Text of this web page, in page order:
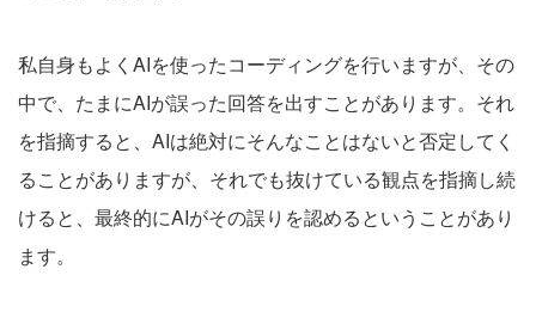
私自身もよくAIを使ったコーディングを行いますが、その
中で、たまにAIが誤った回答を出すことがあります。それ
を指摘すると、AIは絶対にそんなことはないと否定してく
ることがありますが、それでも抜けている観点を指摘し続
けると、最終的にAIがその誤りを認めるということがあり
ます。